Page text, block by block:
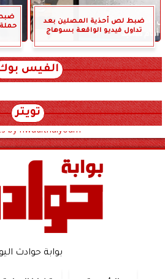
ضبط لص أحذية المصلين بعد
تداول فيديو الواقعة بسوهاج
ضبط
الفيس
تويتر
by hwadithalyoum
بوابة حوادث